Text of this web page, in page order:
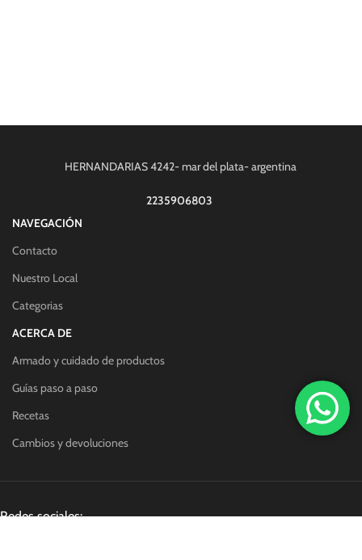
HERNANDARIAS 4242- mar del plata- argentina
2235906803
NAVEGACIÓN
Contacto
Nuestro Local
Categorias
ACERCA DE
Armado y cuidado de productos
Guías paso a paso
Recetas
Cambios y devoluciones
Redes sociales: